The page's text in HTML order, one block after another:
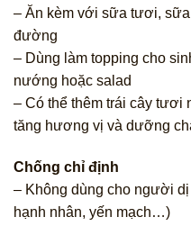
– Ăn kèm với sữa tươi,
đường
– Dùng làm topping cho
nướng hoặc salad
– Có thể thêm trái cây tươi
tăng hương vị và dưỡng
Chống chỉ định
– Không dùng cho người
hạnh nhân, yến mạch…)